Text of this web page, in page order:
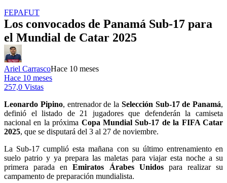
FEPAFUT
Los convocados de Panamá Sub-17 para
el Mundial de Catar 2025
Ariel CarrascoHace 10 meses
Hace 10 meses
257,0 Vistas
Leonardo Pipino, entrenador de la Selección Sub-17 de Panamá,
definió el listado de 21 jugadores que defenderán la camiseta
nacional en la próxima Copa Mundial Sub-17 de la FIFA Catar
2025, que se disputará del 3 al 27 de noviembre.
La Sub-17 cumplió esta mañana con su último entrenamiento en
suelo patrio y ya prepara las maletas para viajar esta noche a su
primera parada enEmiratos Árabes Unidospara realizar su
campamento de preparación mundialista.